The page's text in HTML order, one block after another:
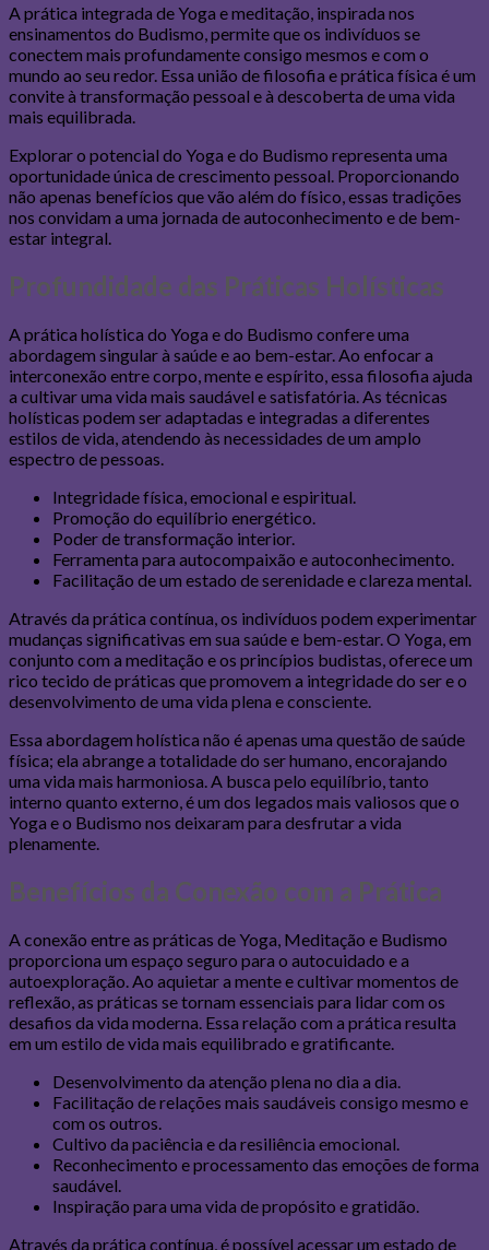
A prática integrada de Yoga e meditação, inspirada nos
ensinamentos do Budismo, permite que os indivíduos se
conectem mais profundamente consigo mesmos e com o
mundo ao seu redor. Essa união de filosofia e prática física é um
convite à transformação pessoal e à descoberta de uma vida
mais equilibrada.
Explorar o potencial do Yoga e do Budismo representa uma
oportunidade única de crescimento pessoal. Proporcionando
não apenas benefícios que vão além do físico, essas tradições
nos convidam a uma jornada de autoconhecimento e de bem-
estar integral.
Profundidade das Práticas Holísticas
A prática holística do Yoga e do Budismo confere uma
abordagem singular à saúde e ao bem-estar. Ao enfocar a
interconexão entre corpo, mente e espírito, essa filosofia ajuda
a cultivar uma vida mais saudável e satisfatória. As técnicas
holísticas podem ser adaptadas e integradas a diferentes
estilos de vida, atendendo às necessidades de um amplo
espectro de pessoas.
Integridade física, emocional e espiritual.
Promoção do equilíbrio energético.
Poder de transformação interior.
Ferramenta para autocompaixão e autoconhecimento.
Facilitação de um estado de serenidade e clareza mental.
Através da prática contínua, os indivíduos podem experimentar
mudanças significativas em sua saúde e bem-estar. O Yoga, em
conjunto com a meditação e os princípios budistas, oferece um
rico tecido de práticas que promovem a integridade do ser e o
desenvolvimento de uma vida plena e consciente.
Essa abordagem holística não é apenas uma questão de saúde
física; ela abrange a totalidade do ser humano, encorajando
uma vida mais harmoniosa. A busca pelo equilíbrio, tanto
interno quanto externo, é um dos legados mais valiosos que o
Yoga e o Budismo nos deixaram para desfrutar a vida
plenamente.
Benefícios da Conexão com a Prática
A conexão entre as práticas de Yoga, Meditação e Budismo
proporciona um espaço seguro para o autocuidado e a
autoexploração. Ao aquietar a mente e cultivar momentos de
reflexão, as práticas se tornam essenciais para lidar com os
desafios da vida moderna. Essa relação com a prática resulta
em um estilo de vida mais equilibrado e gratificante.
Desenvolvimento da atenção plena no dia a dia.
Facilitação de relações mais saudáveis consigo mesmo e
com os outros.
Cultivo da paciência e da resiliência emocional.
Reconhecimento e processamento das emoções de forma
saudável.
Inspiração para uma vida de propósito e gratidão.
Através da prática contínua, é possível acessar um estado de